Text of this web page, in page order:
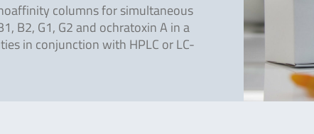
columns for simultaneous
B2, G1, G2 and ochratoxin A in a
in conjunction with HPLC or LC-